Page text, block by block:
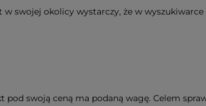
swojej okolicy wystarczy, że w wyszukiwarce
pod swoją ceną ma podaną wagę. Celem